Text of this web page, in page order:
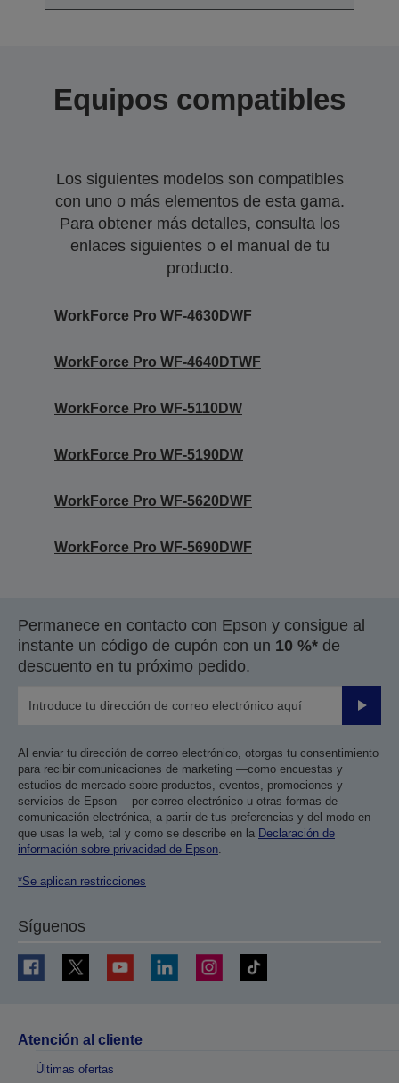
Equipos compatibles
Los siguientes modelos son compatibles
con uno o más elementos de esta gama.
Para obtener más detalles, consulta los
enlaces siguientes o el manual de tu
producto.
WorkForce Pro WF-4630DWF
WorkForce Pro WF-4640DTWF
WorkForce Pro WF-5110DW
WorkForce Pro WF-5190DW
WorkForce Pro WF-5620DWF
WorkForce Pro WF-5690DWF
Permanece en contacto con Epson y consigue al
instante un código de cupón con un 10 %* de
descuento en tu próximo pedido.
Enviar
Al enviar tu dirección de correo electrónico, otorgas tu consentimiento
para recibir comunicaciones de marketing —como encuestas y
estudios de mercado sobre productos, eventos, promociones y
servicios de Epson— por correo electrónico u otras formas de
comunicación electrónica, a partir de tus preferencias y del modo en
que usas la web, tal y como se describe en la Declaración de
información sobre privacidad de Epson.
*Se aplican restricciones
Síguenos
Atención al cliente
Últimas ofertas